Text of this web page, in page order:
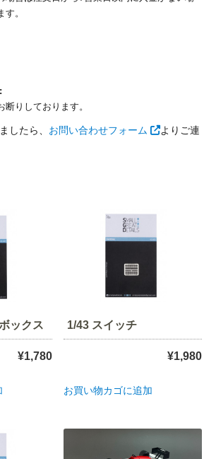
。
りしております。
したら、 お問い合わせフォーム
よりご連
ックス
¥1,780
1/43 スイッチ
¥1,980
お買い物カゴに追加